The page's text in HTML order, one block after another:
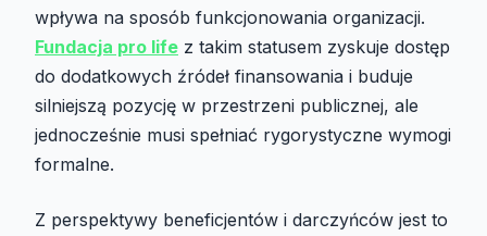
wpływa na sposób funkcjonowania organizacji.
Fundacja pro life z takim statusem zyskuje dostęp
do dodatkowych źródeł finansowania i buduje
silniejszą pozycję w przestrzeni publicznej, ale
jednocześnie musi spełniać rygorystyczne wymogi
formalne.
Z perspektywy beneficjentów i darczyńców jest to